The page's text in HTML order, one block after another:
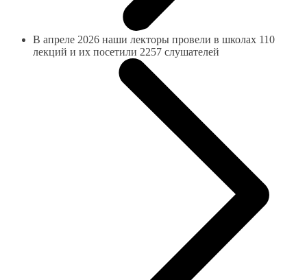
В апреле 2026 наши лекторы провели в школах 110
лекций и их посетили 2257 слушателей